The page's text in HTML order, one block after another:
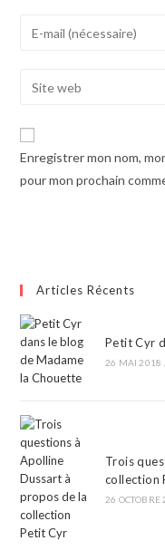
to
address
comment
website
URL
Enregistrer mon nom,
pour mon prochain
Articles Récents
Petit Cyr
26 MAI 2018
Trois
collection
26 OCTOBRE